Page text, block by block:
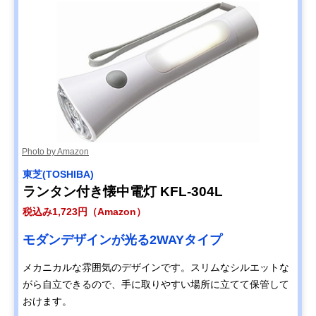
Photo by Amazon
‎東芝(TOSHIBA)
ランタン付き懐中電灯 KFL-304L
税込み1,723円（Amazon）
モダンデザインが光る2WAYタイプ
メカニカルな雰囲気のデザインです。スリムなシルエットな
がら自立できるので、手に取りやすい場所に立てて保管して
おけます。